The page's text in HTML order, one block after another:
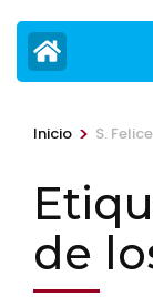
Inicio > S.
de